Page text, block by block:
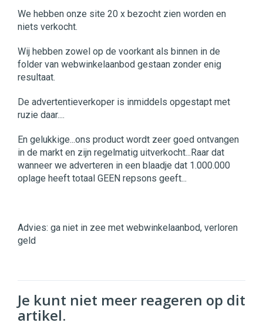
We hebben onze site 20 x bezocht zien worden en
niets verkocht.
Wij hebben zowel op de voorkant als binnen in de
folder van webwinkelaanbod gestaan zonder enig
resultaat.
De advertentieverkoper is inmiddels opgestapt met
ruzie daar....
En gelukkige...ons product wordt zeer goed ontvangen
in de markt en zijn regelmatig uitverkocht...Raar dat
wanneer we adverteren in een blaadje dat 1.000.000
oplage heeft totaal GEEN repsons geeft...
Advies: ga niet in zee met webwinkelaanbod, verloren
geld
Je kunt niet meer reageren op dit
artikel.